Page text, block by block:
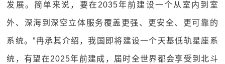
发展。简单来说，要在2035年前建设一个从室内到室
外、深海到深空立体服务覆盖更强、更安全、更可靠的
系统。”冉承其介绍，我国即将建设一个天基低轨星座系
统，有望在2025年前建成，届时全世界都会享受到北斗